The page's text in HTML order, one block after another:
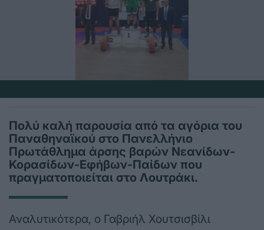
Πολύ καλή παρουσία από τα αγόρια του
Παναθηναϊκού στο Πανελλήνιο
Πρωτάθλημα άρσης βαρών Νεανίδων-
Κορασίδων-Εφήβων-Παίδων που
πραγματοποιείται στο Λουτράκι.
Αναλυτικότερα, ο Γαβριήλ Χουτσισβίλι